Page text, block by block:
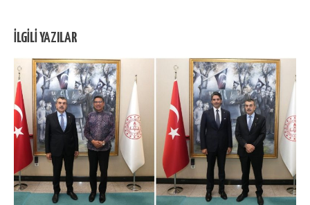
İLGILI YAZILAR